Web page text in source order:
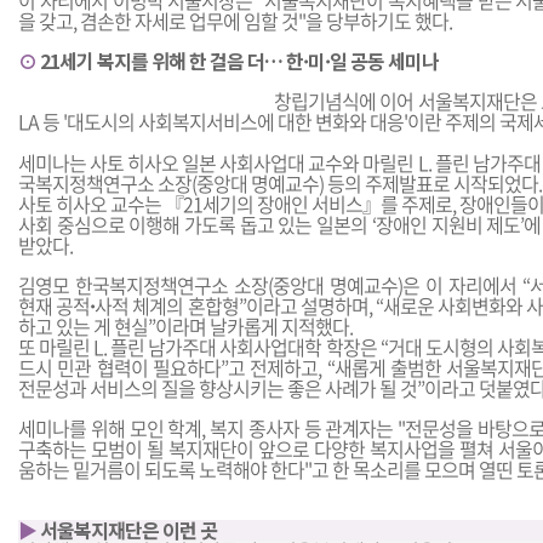
을 갖고, 겸손한 자세로 업무에 임할 것"을 당부하기도 했다.
⊙ 21세기 복지를 위해 한 걸음 더… 한·미·일 공동 세미나
창립기념식에 이어 서울복지재단
LA 등 '대도시의 사회복지서비스에 대한 변화와 대응'이란 주제의 국제
세미나는 사토 히사오 일본 사회사업대 교수와 마릴린 L. 플린 남가주
국복지정책연구소 소장(중앙대 명예교수) 등의 주제발표로 시작되었다.
사토 히사오 교수는 『21세기의 장애인 서비스』를 주제로, 장애인들
사회 중심으로 이행해 가도록 돕고 있는 일본의 ‘장애인 지원비 제도’
받았다.
김영모 한국복지정책연구소 소장(중앙대 명예교수)은 이 자리에서 “
현재 공적·사적 체계의 혼합형”이라고 설명하며, “새로운 사회변화와
하고 있는 게 현실”이라며 날카롭게 지적했다.
또 마릴린 L. 플린 남가주대 사회사업대학 학장은 “거대 도시형의 사회
드시 민관 협력이 필요하다”고 전제하고, “새롭게 출범한 서울복지재
전문성과 서비스의 질을 향상시키는 좋은 사례가 될 것”이라고 덧붙였
세미나를 위해 모인 학계, 복지 종사자 등 관계자는 "전문성을 바탕으
구축하는 모범이 될 복지재단이 앞으로 다양한 복지사업을 펼쳐 서울
움하는 밑거름이 되도록 노력해야 한다"고 한 목소리를 모으며 열띤 토
▶서울복지재단은 이런 곳